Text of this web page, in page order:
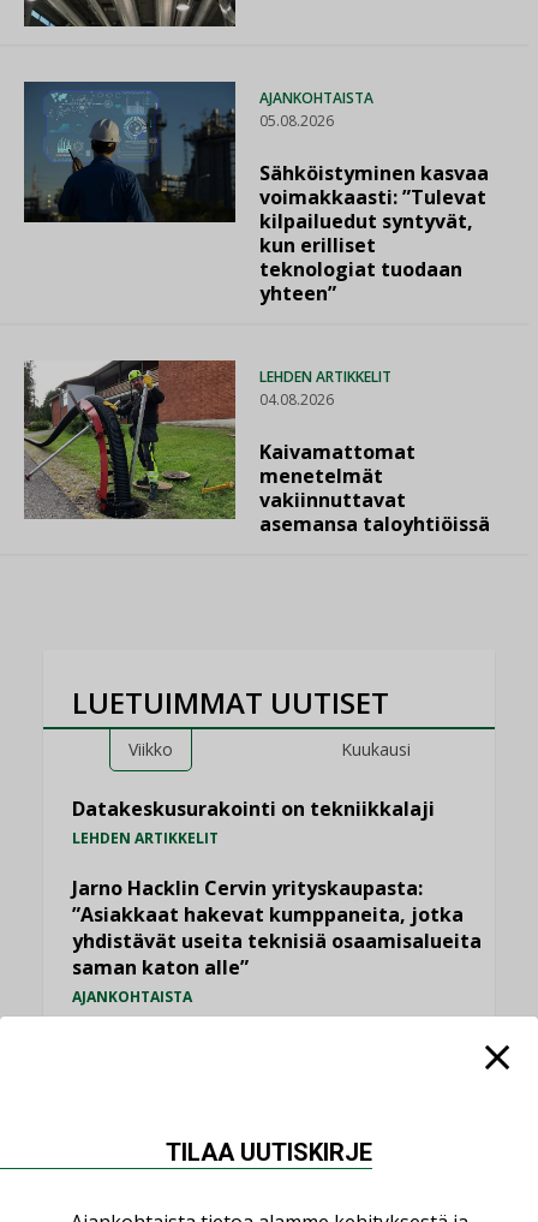
AJANKOHTAISTA
05.08.2026
Sähköistyminen kasvaa
voimakkaasti: ”Tulevat
kilpailuedut syntyvät,
kun erilliset
teknologiat tuodaan
yhteen”
LEHDEN ARTIKKELIT
04.08.2026
Kaivamattomat
menetelmät
vakiinnuttavat
asemansa taloyhtiöissä
LUETUIMMAT UUTISET
Viikko Kuukausi
Datakeskusurakointi on tekniikkalaji
LEHDEN ARTIKKELIT
Jarno Hacklin Cervin yrityskaupasta:
”Asiakkaat hakevat kumppaneita, jotka
yhdistävät useita teknisiä osaamisalueita
saman katon alle”
AJANKOHTAISTA
TILAA UUTISKIRJE